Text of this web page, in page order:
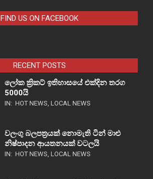
FIND US ON FACEBOOK
RECENT POSTS
ලෝක ක්‍රිකට් ඉතිහාසයේ එක්දින තරග
5000යි
IN: HOT NEWS, LOCAL NEWS
වලංගු බලපත්‍රයක් නොමැති ටින් මාළු
නිෂ්පාදන ආයතනයක් වටලයි
IN: HOT NEWS, LOCAL NEWS